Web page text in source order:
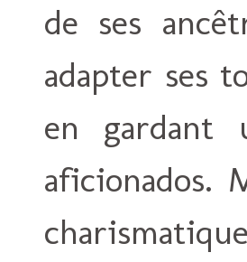
de ses
adapter ses
en gardant
aficionados.